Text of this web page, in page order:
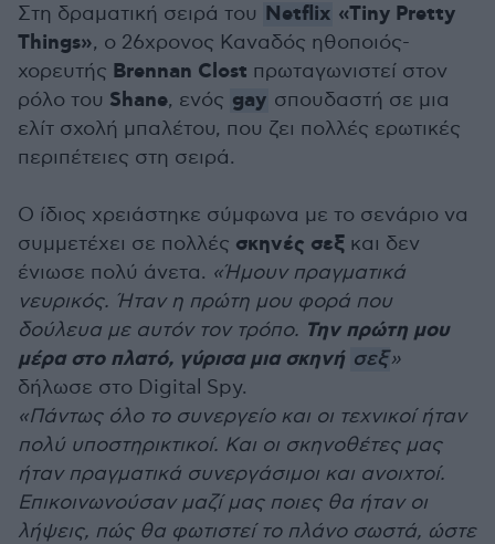
Στη δραματική σειρά του Netflix «Tiny Pretty
Things», ο 26χρονος Καναδός ηθοποιός-
χορευτής Brennan Clost πρωταγωνιστεί στον
ρόλο του Shane, ενός gay σπουδαστή σε μια
ελίτ σχολή μπαλέτου, που ζει πολλές ερωτικές
περιπέτειες στη σειρά.
Ο ίδιος χρειάστηκε σύμφωνα με το σενάριο να
συμμετέχει σε πολλές σκηνές σεξ και δεν
ένιωσε πολύ άνετα. «Ήμουν πραγματικά
νευρικός. Ήταν η πρώτη μου φορά που
δούλευα με αυτόν τον τρόπο. Την πρώτη μου
μέρα στο πλατό, γύρισα μια σκηνή σεξ»
δήλωσε στο Digital Spy.
«Πάντως όλο το συνεργείο και οι τεχνικοί ήταν
πολύ υποστηρικτικοί. Και οι σκηνοθέτες μας
ήταν πραγματικά συνεργάσιμοι και ανοιχτοί.
Επικοινωνούσαν μαζί μας ποιες θα ήταν οι
λήψεις, πώς θα φωτιστεί το πλάνο σωστά, ώστε